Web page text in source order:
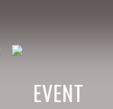
EVENT